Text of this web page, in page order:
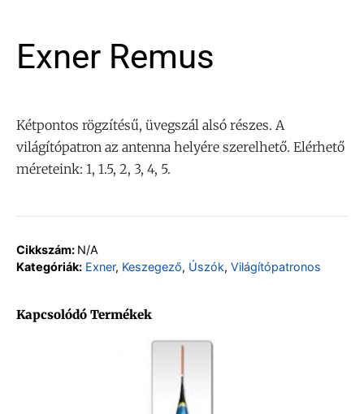
Exner Remus
Kétpontos rögzítésű, üvegszál alsó részes. A
világítópatron az antenna helyére szerelhető. Elérhető
méreteink: 1, 1.5, 2, 3, 4, 5.
Cikkszám: N/A
Kategóriák: Exner, Keszegező, Úszók, Világítópatronos
Kapcsolódó Termékek